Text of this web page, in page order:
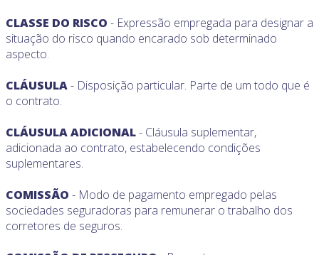
CLASSE DO RISCO - Expressão empregada para designar a
situação do risco quando encarado sob determinado
aspecto.
CLÁUSULA- Disposição particular. Parte de um todo que é
o contrato.
CLÁUSULA ADICIONAL- Cláusula suplementar,
adicionada ao contrato, estabelecendo condições
suplementares.
COMISSÃO - Modo de pagamento empregado pelas
sociedades seguradoras para remunerar o trabalho dos
corretores de seguros.